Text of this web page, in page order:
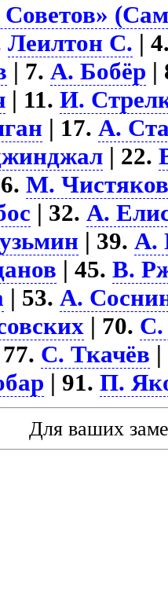
Леилтон С. |
| 7.А. Бобёр |
| 11.И.
| 17.А.
| 22.
М.
| 32.А.
| 39.А.
| 45.В.
| 53.А.
| 70. С.
С. Ткачёв
| 91.П.
Для ваших